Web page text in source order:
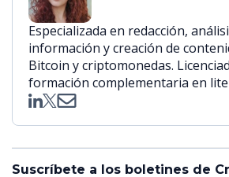
Especializada en redacción,
información y creación de
Bitcoin y criptomonedas.
formación complementaria en
Suscríbete a los boletines de